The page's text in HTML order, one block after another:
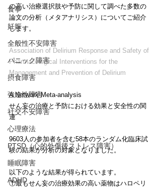
食事
妊娠
全般性不安障害
パニック障害
摂食障害
強迫性障害
社交不安障害
心理療法
PTSD（心的外傷後ストレス障害）
睡眠障害
ADHD
の高い治療選択肢や予防に関して調べた多数の
論文の分析（メタアナリシス）についてご紹介
します。
Association of Delirium Response and Safety of
Pharmacological Interventions for the
Management and Prevention of Delirium
A Network Meta-analysis
せん妄の治療と予防における効果と安全性の関
連
9603人の参加者を含む58本のランダム化臨床試
験の結果が分析の対象となりました。
以下のような結果が得られています。
①最もせん妄の治療効果の高い薬物はハロペリ